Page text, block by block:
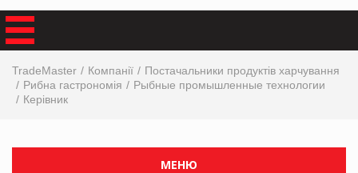
TradeMaster Компанії
Постачальники продуктів харчування
Рибна гастрономія
Рыбные промышленные технологии
Керівник
МЕНЮ